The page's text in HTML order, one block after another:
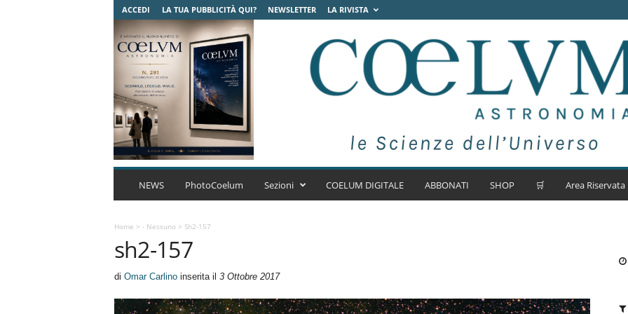
ACCEDI LA TUA PUBBLICITÀ QUI? NEWSLETTER LA RIVISTA
C
r
NEWS PhotoCoelum Sezioni COELUM DIGITALE ABBONATI SHOP 🛒 Area Riservata
Home > - Nessuno> Sh2-157
sh2-157
di Omar Carlinoinserita il 3 Ottobre 2017